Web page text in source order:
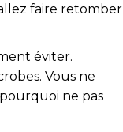
faire retomber
éviter.
Vous ne
ne pas